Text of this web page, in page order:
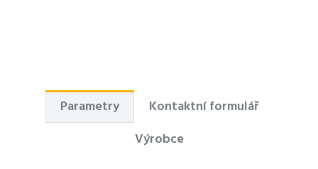
Parametry
Kontaktní formulář
Výrobce